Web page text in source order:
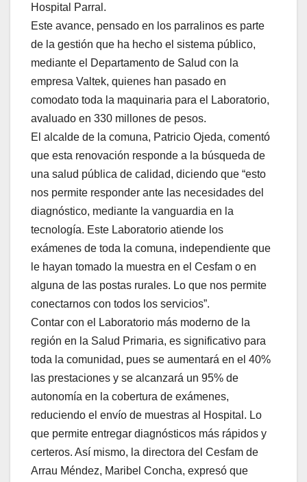
Hospital Parral.
Este avance, pensado en los parralinos es parte
de la gestión que ha hecho el sistema público,
mediante el Departamento de Salud con la
empresa Valtek, quienes han pasado en
comodato toda la maquinaria para el Laboratorio,
avaluado en 330 millones de pesos.
El alcalde de la comuna, Patricio Ojeda, comentó
que esta renovación responde a la búsqueda de
una salud pública de calidad, diciendo que “esto
nos permite responder ante las necesidades del
diagnóstico, mediante la vanguardia en la
tecnología. Este Laboratorio atiende los
exámenes de toda la comuna, independiente que
le hayan tomado la muestra en el Cesfam o en
alguna de las postas rurales. Lo que nos permite
conectarnos con todos los servicios”.
Contar con el Laboratorio más moderno de la
región en la Salud Primaria, es significativo para
toda la comunidad, pues se aumentará en el 40%
las prestaciones y se alcanzará un 95% de
autonomía en la cobertura de exámenes,
reduciendo el envío de muestras al Hospital. Lo
que permite entregar diagnósticos más rápidos y
certeros. Así mismo, la directora del Cesfam de
Arrau Méndez, Maribel Concha, expresó que